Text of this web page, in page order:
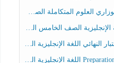
الصف الخامس عام الفصل الثالث
الإنجليزية الصف الرابع الفصل الثالث